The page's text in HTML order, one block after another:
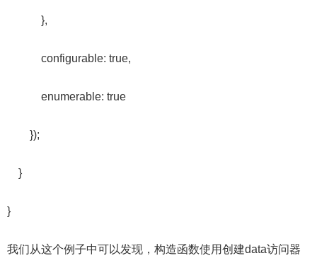
},
configurable: true,
enumerable: true
});
}
}
我们从这个例子中可以发现，构造函数使用创建data访问器